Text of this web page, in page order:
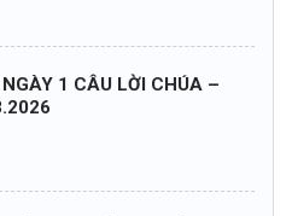
NGÀY 1 CÂU LỜI CHÚA –